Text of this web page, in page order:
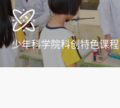
少年科学院科创特色课程